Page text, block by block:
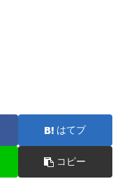
はてブ
コピー